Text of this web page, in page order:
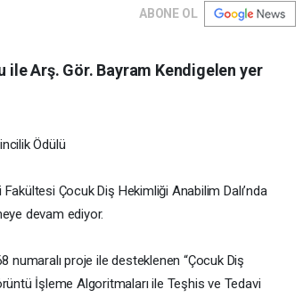
ABONE OL
ile Arş. Gör. Bayram Kendigelen yer
Ödülü
Çocuk Diş Hekimliği Anabilim Dalı’nda
devam ediyor.
numaralı proje ile desteklenen “Çocuk Diş
İşleme Algoritmaları ile Teşhis ve Tedavi